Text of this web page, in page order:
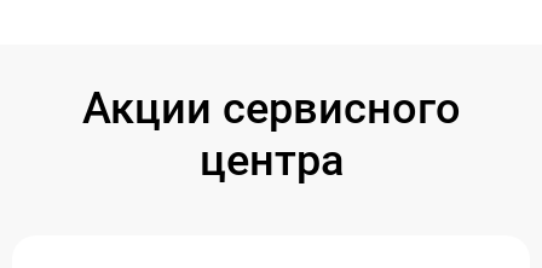
Акции сервисного
центра